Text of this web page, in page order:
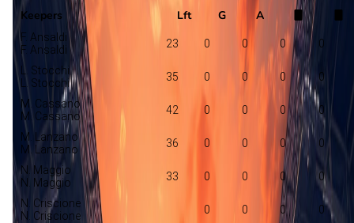
Keepers Lft G A
F. Ansaldi
F. Ansaldi
23 0 0 0 0
L. Stocchi
L. Stocchi
35 0 0 0 0
M. Cassano
M. Cassano
42 0 0 0 0
M. Lanzano
M. Lanzano
36 0 0 0 0
N. Maggio
N. Maggio
33 0 0 0 0
N. Criscione
N. Criscione
0 0 0 0